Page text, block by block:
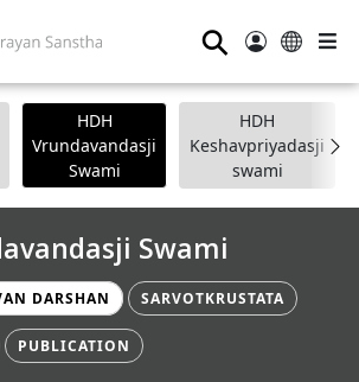
⚲
HDH
Vrundavandasji
Swami
HDH
Keshavpriyadasji
swami
Swami
DARSHAN SARVOTKRUSTATA
PUBLICATION